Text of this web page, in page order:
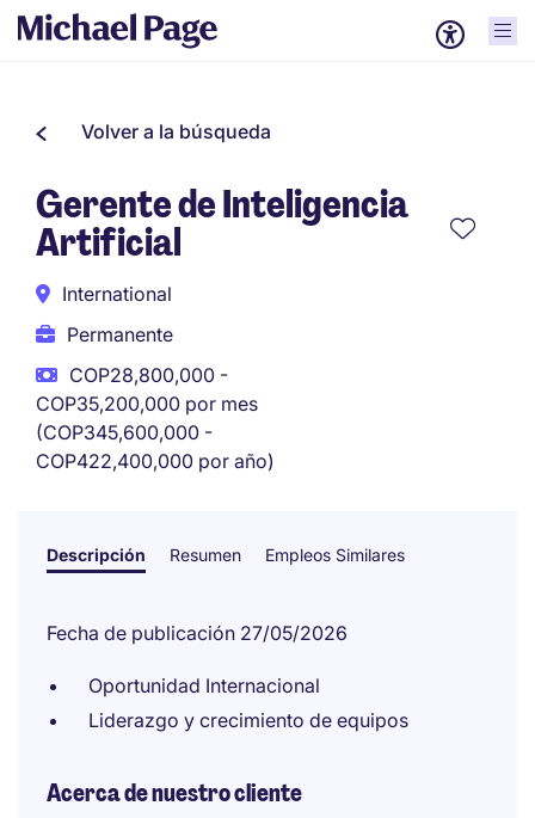
Volver a la búsqueda
Gerente de Inteligencia
Artificial
International
Permanente
COP28,800,000 -
COP35,200,000 por mes
(COP345,600,000 -
COP422,400,000 por año)
Descripción Resumen Empleos Similares
Fecha de publicación 27/05/2026
Oportunidad Internacional
Liderazgo y crecimiento de equipos
Acerca de nuestro cliente